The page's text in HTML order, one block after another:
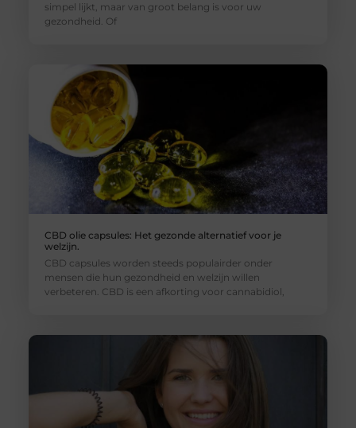
simpel lijkt, maar van groot belang is voor uw
gezondheid. Of
CBD olie capsules: Het gezonde alternatief voor je
welzijn.
CBD capsules worden steeds populairder onder
mensen die hun gezondheid en welzijn willen
verbeteren. CBD is een afkorting voor cannabidiol,